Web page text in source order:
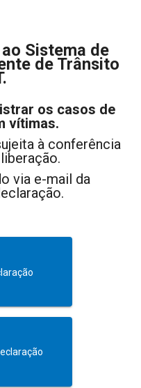
Sistema de
de Trânsito
os casos de
vítimas.
à conferência
via e-mail da